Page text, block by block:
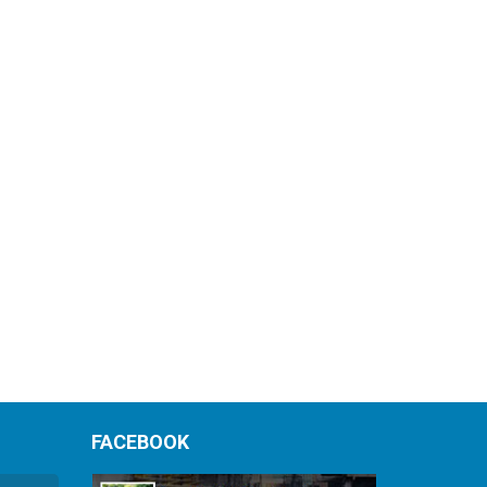
FACEBOOK